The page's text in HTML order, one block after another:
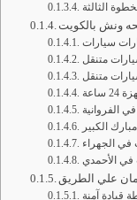
الثالثة
ونش بالكويت
سيارات
متنقل
متنقل
الفروانية
الكبير
الجهراء
الأحمدي
علي الطريق
قيادة آمنة